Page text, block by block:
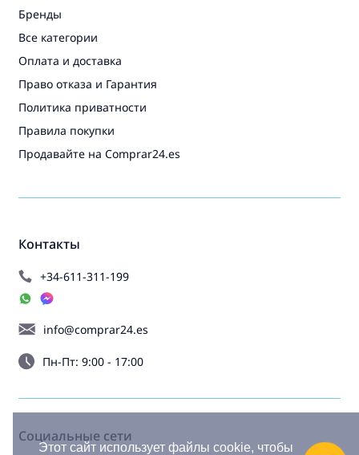
Этот сайт использует файлы cookie, чтобы
Контакты
+34-611-311-199
info@comprar24.es
Пн-Пт: 9:00 - 17:00
Бренды
Все категории
Оплата и доставка
Право отказа и Гарантия
Политика приватности
Правила покупки
Продавайте на Comprar24.es
Социальные сети